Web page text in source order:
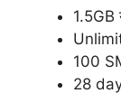
1.5GB
100
28